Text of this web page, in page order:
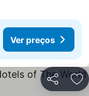
Ver preços
Partilhar